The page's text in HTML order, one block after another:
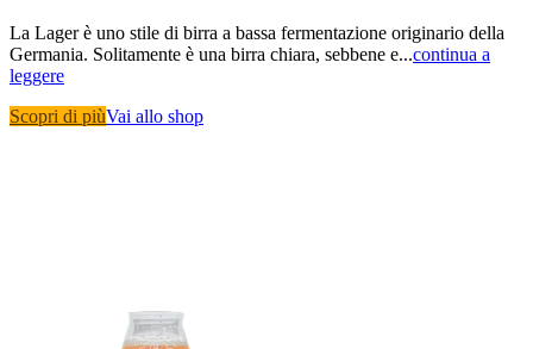
La Lager è uno stile di birra a bassa fermentazione originario della
Germania. Solitamente è una birra chiara, sebbene e...continua a
leggere
Scopri di piùVai allo shop